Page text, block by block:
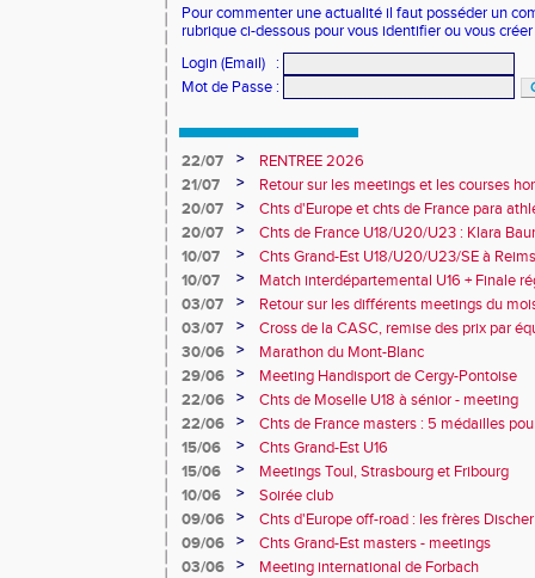
Pour commenter une actualité il faut posséder un
rubrique ci-dessous pour vous identifier ou vous
Login (Email)
:
Mot de Passe :
22/07 >
RENTREE 2026
21/07
>
Retour sur les meetings et les courses
20/07
>
Chts d'Europe et chts de France para
champion d'Europe et multiples
20/07 >
Chts de France U18/U20/U23 : Klara
10e
10/07 >
Chts Grand-Est U18/U20/U23/SE à
10/07
>
Match interdépartemental U16 + Finale
Obernai
03/07 >
Retour sur les différents meetings du
03/07
>
Cross de la CASC, remise des prix par
collèges
30/06 >
Marathon du Mont-Blanc
29/06
>
Meeting Handisport de Cergy-Pontoise
22/06
>
Chts de Moselle U18 à sénior - meeting
22/06
>
Chts de France masters : 5 médailles
15/06
>
Chts Grand-Est U16
15/06
>
Meetings Toul, Strasbourg et Fribourg
10/06
>
Soirée club
09/06
>
Chts d'Europe off-road : les frères
09/06
>
Chts Grand-Est masters - meetings
03/06
>
Meeting international de Forbach